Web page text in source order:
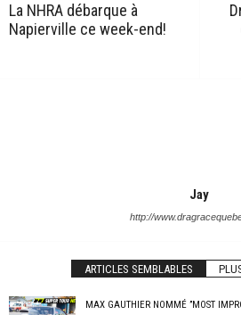
La NHRA débarque à
Napierville ce week-end!
Jay
http://
ARTICLES SEMBLABLES
MAX GAUTHIER NOMMÉ ”MOST